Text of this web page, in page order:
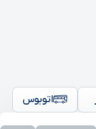
اتوبوس